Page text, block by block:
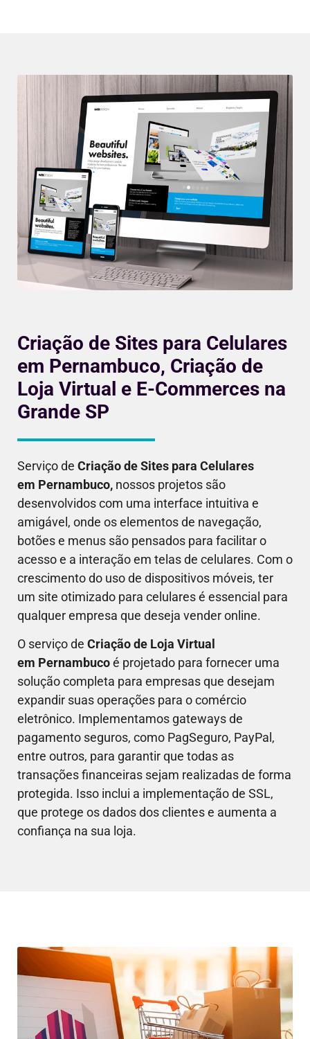
Criação de Sites para Celulares
em Pernambuco, Criação de
Loja Virtual e E-Commerces na
Grande SP
Serviço de Criação de Sites para Celulares
em Pernambuco, nossos projetos são
desenvolvidos com uma interface intuitiva e
amigável, onde os elementos de navegação,
botões e menus são pensados para facilitar o
acesso e a interação em telas de celulares. Com o
crescimento do uso de dispositivos móveis, ter
um site otimizado para celulares é essencial para
qualquer empresa que deseja vender online.
O serviço de Criação de Loja Virtual
em Pernambucoé projetado para fornecer uma
solução completa para empresas que desejam
expandir suas operações para o comércio
eletrônico. Implementamos gateways de
pagamento seguros, como PagSeguro, PayPal,
entre outros, para garantir que todas as
transações financeiras sejam realizadas de forma
protegida. Isso inclui a implementação de SSL,
que protege os dados dos clientes e aumenta a
confiança na sua loja.